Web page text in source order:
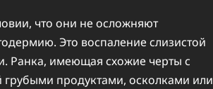
что они не осложняют
Это воспаление слизистой
Ранка, имеющая схожие черты с
грубыми продуктами, осколками или